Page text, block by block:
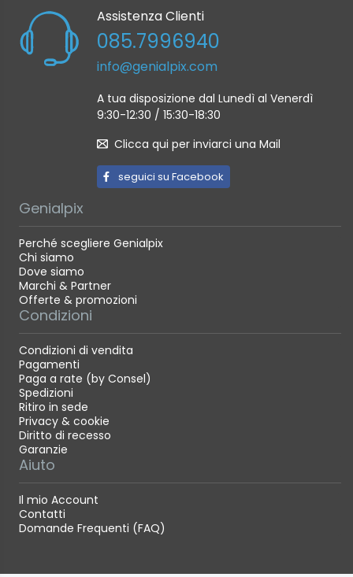
Assistenza Clienti
085.7996940
info@genialpix.com
A tua disposizione dal Lunedì al Venerdì
9:30-12:30 / 15:30-18:30
Clicca qui per inviarci una Mail
seguici su Facebook
Genialpix
Perché scegliere Genialpix
Chi siamo
Dove siamo
Marchi & Partner
Offerte & promozioni
Condizioni
Condizioni di vendita
Pagamenti
Paga a rate (by Consel)
Spedizioni
Ritiro in sede
Privacy & cookie
Diritto di recesso
Garanzie
Aiuto
Il mio Account
Contatti
Domande Frequenti (FAQ)